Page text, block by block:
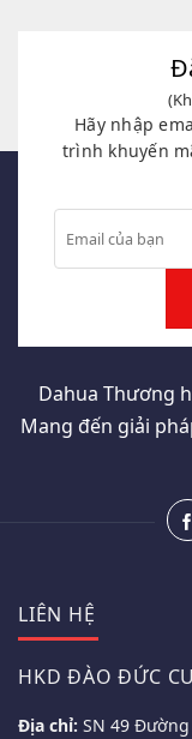
Hãy nhập
trình khuyến
Dahua Thương
Mang đến giải
LIÊN HỆ
HKD ĐÀO ĐỨC
Địa chỉ: SN 49